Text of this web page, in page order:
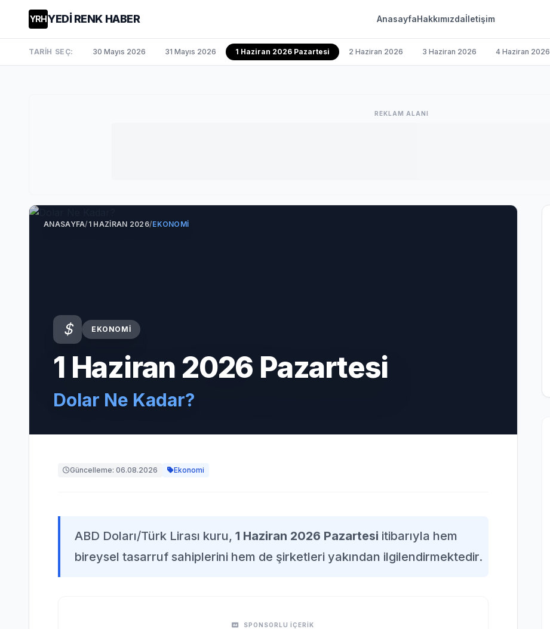
YRHYEDİ RENK HABER AnasayfaHakkımızdaİletişim
TARİH SEÇ: 30 Mayıs 2026 31 Mayıs 2026 1 Haziran 2026 Pazartesi 2 Haziran 2026 3 Haziran 2026 4 Haziran 2026
REKLAM ALANI
ANASAYFA/1 HAZIRAN 2026/EKONOMI
EKONOMI
1 Haziran 2026 Pazartesi
Dolar Ne Kadar?
Güncelleme: 06.08.2026 Ekonomi
ABD Doları/Türk Lirası kuru, 1 Haziran 2026 Pazartesi itibarıyla hem
bireysel tasarruf sahiplerini hem de şirketleri yakından ilgilendirmektedir.
SPONSORLU İÇERİK